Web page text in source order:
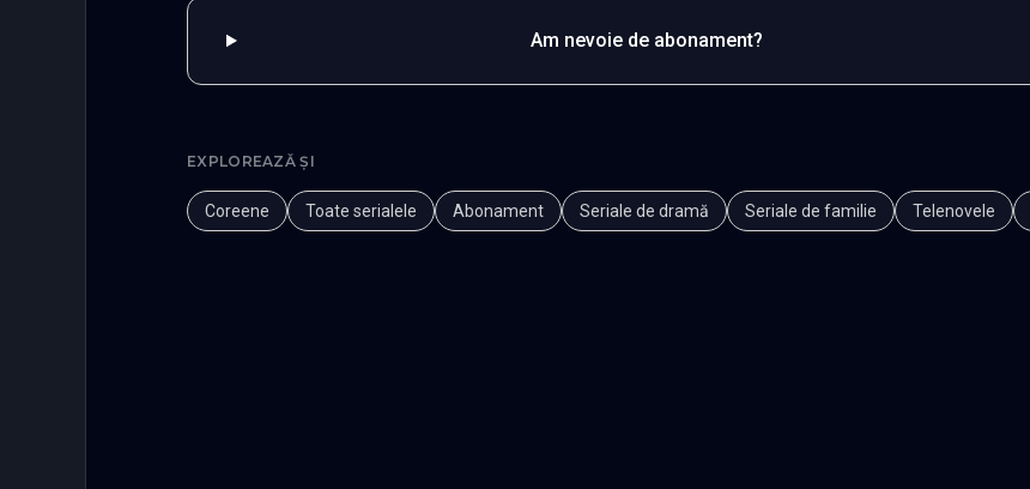
Am nevoie de abonament?
EXPLOREAZĂ ȘI
Coreene Toate serialele Abonament Seriale de dramă Seriale de familie Telenovele